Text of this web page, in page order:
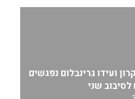
ועידו גרינבלום נפגשים
לסיבוב שני